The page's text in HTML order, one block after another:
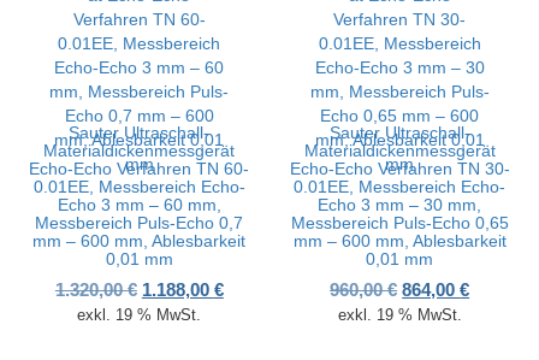
Sauter Ultraschall-
Materialdickenmessgerät
Echo-Echo Verfahren TN 60-
0.01EE, Messbereich Echo-
Echo 3 mm – 60 mm,
Messbereich Puls-Echo 0,7
mm – 600 mm, Ablesbarkeit
0,01 mm
1.320,00€ Ursprünglicher Preis war: 1.320,00 €
1.188,00 €Aktueller Preis ist: 1.188,00 €.
exkl. 19 % MwSt.
Sauter Ultraschall-
Materialdickenmessgerät
Echo-Echo Verfahren TN 30-
0.01EE, Messbereich Echo-
Echo 3 mm – 30 mm,
Messbereich Puls-Echo 0,65
mm – 600 mm, Ablesbarkeit
0,01 mm
960,00€ Ursprünglicher
864,00€
exkl. 19 % MwSt.